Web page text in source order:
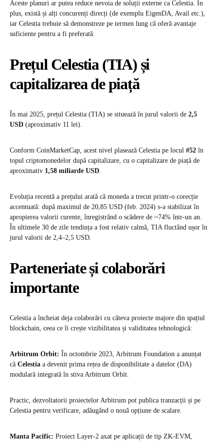
Aceste planuri ar putea reduce nevoia de soluții externe ca Celestia. În
plus, există și alți concurenți direcți (de exemplu EigenDA, Avail etc.),
iar Celestia trebuie să demonstreze pe termen lung că oferă avantaje
suficiente pentru a fi preferată.
Prețul Celestia (TIA) și
capitalizarea de piață
În mai 2025, prețul Celestia (TIA) se situează în jurul valorii de 2,5
USD (aproximativ 11 lei).
Conform CoinMarketCap, acest nivel plasează Celestia pe locul #52 în
topul criptomonedelor după capitalizare, cu o capitalizare de piață de
aproximativ 1,58 miliarde USD.
Evoluția recentă a prețului arată că moneda a trecut printr-o corecție
accentuată: după maximul de 20,85 USD (feb. 2024) s-a stabilizat în
apropierea valorii curente, înregistrând o scădere de ~74% într-un an.
În ultimele 30 de zile tendința a fost relativ calmă, TIA fluctând ușor în
jurul valorii de 2,4–2,5 USD.
Parteneriate și colaborări
importante
Celestia a încheiat deja colaborări cu câteva proiecte majore din spațiul
blockchain, ceea ce îi crește vizibilitatea și validitatea tehnologică:
Arbitrum Orbit: În octombrie 2023, Arbitrum Foundation a anunțat
că Celestia a devenit prima rețea de disponibilitate a datelor (DA)
modulară integrată în stiva Arbitrum Orbit.
Practic, dezvoltatorii proiectelor Arbitrum pot publica tranzacții și pe
Celestia pentru verificare, adăugând o nouă opțiune de scalare.
Manta Pacific: Proiect Layer-2 axat pe aplicații de tip ZK-EVM,